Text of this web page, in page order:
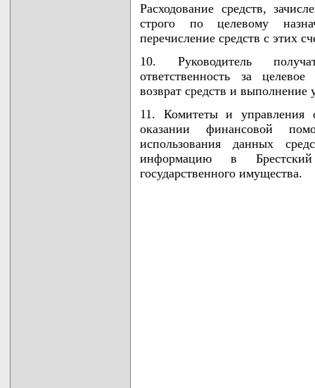
Расходование средств,
строго по целевому
перечисление средств с этих
10. Руководитель
ответственность за
возврат средств и выполнение
11. Комитеты и управления
оказании финансовой
использования данных
информацию в
государственного имущества.